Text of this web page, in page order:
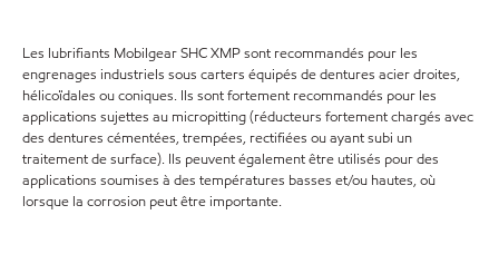
Les lubrifiants Mobilgear SHC XMP sont recommandés pour les
engrenages industriels sous carters équipés de dentures acier droites,
hélicoïdales ou coniques. Ils sont fortement recommandés pour les
applications sujettes au micropitting (réducteurs fortement chargés avec
des dentures cémentées, trempées, rectifiées ou ayant subi un
traitement de surface). Ils peuvent également être utilisés pour des
applications soumises à des températures basses et/ou hautes, où
lorsque la corrosion peut être importante.